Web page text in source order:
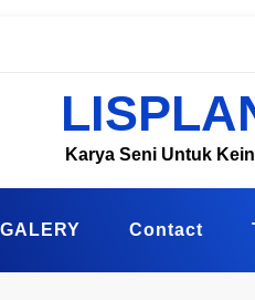
Karya Seni Untuk
GALERY Contact